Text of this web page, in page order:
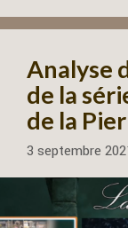
Analyse
de la
de la
3 septembre